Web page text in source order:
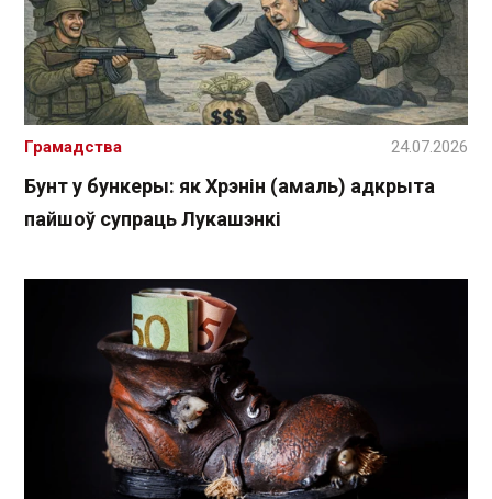
Бунт у бункеры: як Хрэнін (амаль) адкрыта
пайшоў супраць Лукашэнкі
Грамадства 24.07.2026